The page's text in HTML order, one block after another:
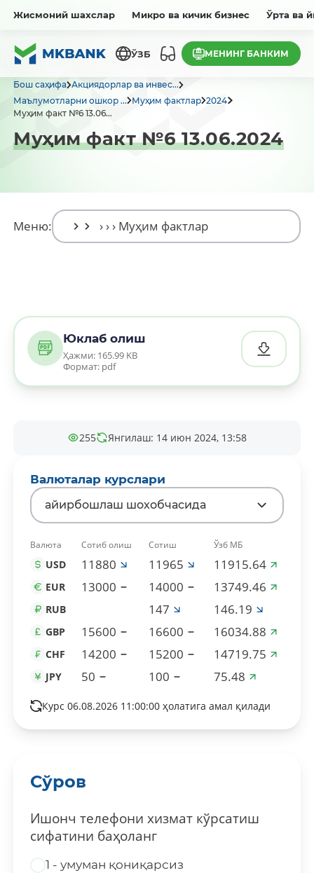
Жисмоний шахслар Микро ва кичик бизнес Ўрта ва
ЎЗБ МЕНИНГ БАНКИМ
Бош саҳифа Акциядорлар ва инвес...
Маълумотларни ошкор ... Муҳим фактлар 2024
Муҳим факт №6 13.06...
Муҳим факт №6 13.06.2024
Меню:
Юклаб олиш
Ҳажми: 165.99 KB
Формат: pdf
255 Янгилаш: 14 июн 2024, 13:58
Валюталар курслари
айирбошлаш шохобчасида
Валюта Сотиб олиш Сотиш Ўзб МБ
USD 11880 11965 11915.64
EUR 13000 14000 13749.46
RUB 147 146.19
GBP 15600 16600 16034.88
CHF 14200 15200 14719.75
JPY 50 100 75.48
Курс 06.08.2026 11:00:00 ҳолатига амал қилади
Сўров
Ишонч телефони хизмат кўрсатиш
сифатини баҳоланг
1 - умуман қониқарсиз